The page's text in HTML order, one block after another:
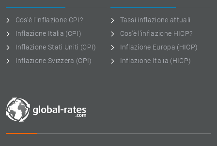
Cos'è l'inflazione CPI?
Inflazione Italia (CPI)
Inflazione Stati Uniti (CPI)
Inflazione Svizzera (CPI)
Tassi inflazione attuali
Cos'è l'inflazione HICP?
Inflazione Europa (HICP)
Inflazione Italia (HICP)